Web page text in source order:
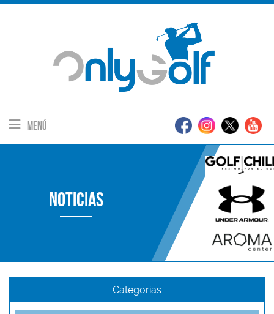
Menú
Noticias
Categorías